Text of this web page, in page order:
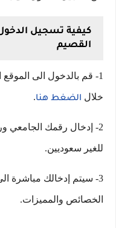
كيفية تسجيل
القصيم
خلال الضغط هنا.
2- إدخال رقمك الجامعي
للغير سعوديين.
3- سيتم إدخالك مباشرة
الخصائص والمميزات.